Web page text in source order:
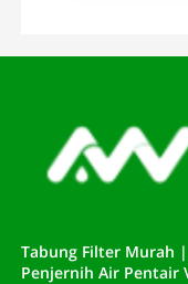
Tabung Filter Murah
Penjernih Air Pentair